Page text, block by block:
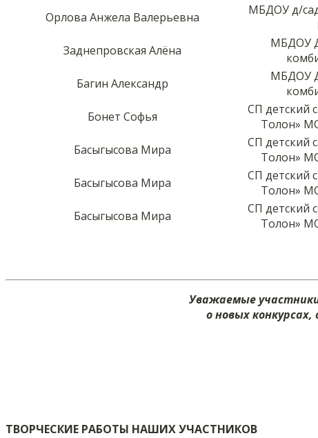
Орлова Анжела Валерьевна
МБДОУ д/
Заднепровская Алёна
МБДОУ
Багин Александр
МБДОУ
Бонет Софья
СП детский
Толон»
Басыгысова Мира
СП детский
Толон»
Басыгысова Мира
СП детский
Толон»
Басыгысова Мира
СП детский
Толон»
Уважаемые
о новых
ТВОРЧЕСКИЕ РАБОТЫ НАШИХ УЧАСТНИКОВ